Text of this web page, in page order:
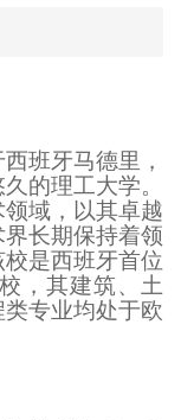
班牙马德里，
的理工大学。
域，以其卓越
长期保持着领
是西班牙首位
，其建筑、土
专业均处于欧